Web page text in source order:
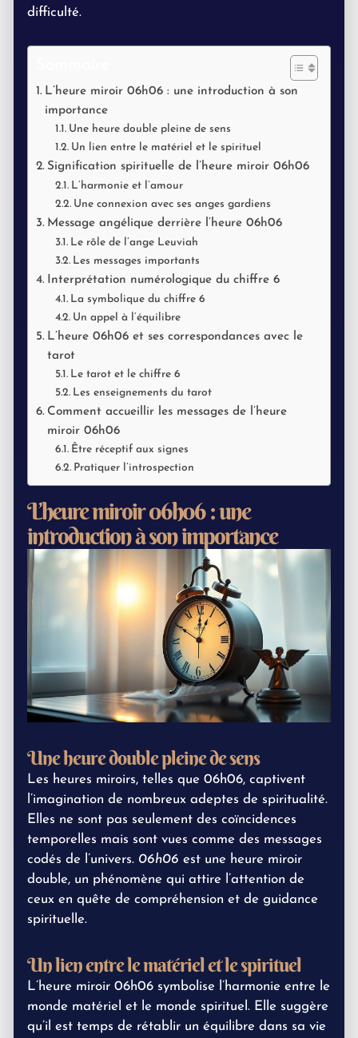
difficulté.
L’heure miroir 06h06 : une introduction à son
importance
Une heure double pleine de sens
Un lien entre le matériel et le spirituel
Signification spirituelle de l’heure miroir 06h06
L’harmonie et l’amour
Une connexion avec ses anges gardiens
Message angélique derrière l’heure 06h06
Le rôle de l’ange Leuviah
Les messages importants
Interprétation numérologique du chiffre 6
La symbolique du chiffre 6
Un appel à l’équilibre
L’heure 06h06 et ses correspondances avec le
tarot
Le tarot et le chiffre 6
Les enseignements du tarot
Comment accueillir les messages de l’heure
miroir 06h06
Être réceptif aux signes
Pratiquer l’introspection
L’heure miroir 06h06 : une
introduction à son importance
Une heure double pleine de sens
Les heures miroirs, telles que 06h06, captivent
l’imagination de nombreux adeptes de spiritualité.
Elles ne sont pas seulement des coïncidences
temporelles mais sont vues comme des messages
codés de l’univers. 06h06 est une heure miroir
double, un phénomène qui attire l’attention de
ceux en quête de compréhension et de guidance
spirituelle.
Un lien entre le matériel et le spirituel
L’heure miroir 06h06 symbolise l’harmonie entre le
monde matériel et le monde spirituel. Elle suggère
qu’il est temps de rétablir un équilibre dans sa vie